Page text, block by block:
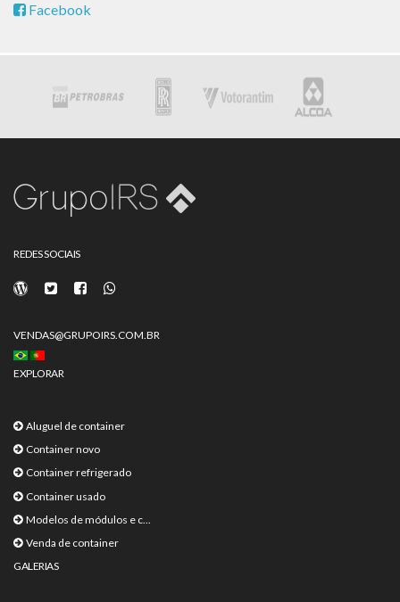
Facebook
REDES SOCIAIS
VENDAS@GRUPOIRS.COM.BR
EXPLORAR
Aluguel de container
Container novo
Container refrigerado
Container usado
Modelos de módulos e c...
Venda de container
GALERIAS